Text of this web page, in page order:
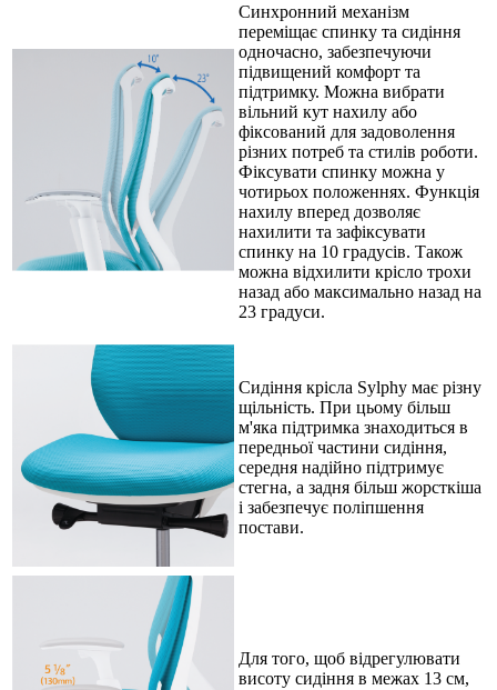
Синхронний механізм
переміщає спинку та сидіння
одночасно, забезпечуючи
підвищений комфорт та
підтримку. Можна вибрати
вільний кут нахилу або
фіксований для задоволення
різних потреб та стилів роботи.
Фіксувати спинку можна у
чотирьох положеннях. Функція
нахилу вперед дозволяє
нахилити та зафіксувати
спинку на 10 градусів. Також
можна відхилити крісло трохи
назад або максимально назад на
23 градуси.
Сидіння крісла Sylphy має різну
щільність. При цьому більш
м'яка підтримка знаходиться в
передньої частини сидіння,
середня надійно підтримує
стегна, а задня більш жорсткіша
і забезпечує поліпшення
постави.
Для того, щоб відрегулювати
висоту сидіння в межах 13 см,